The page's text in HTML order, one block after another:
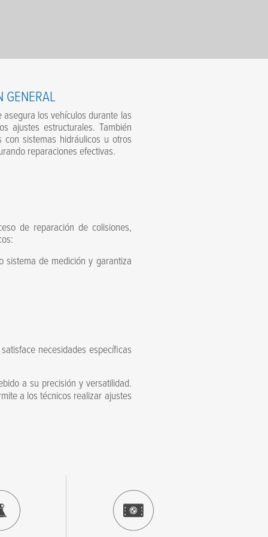
GENERAL
los vehículos durante las
ajustes estructurales. También
sistemas hidráulicos u otros
reparaciones efectivas.
de reparación de colisiones,
sistema de medición y garantiza
necesidades específicas
a su precisión y versatilidad.
a los técnicos realizar ajustes